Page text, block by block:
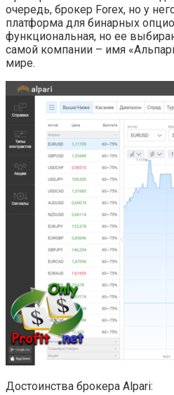
очередь, брокер Forex, но у
платформа для бинарных
функциональная, но ее
самой компании – имя
мире.
Достоинства брокера Alpari: